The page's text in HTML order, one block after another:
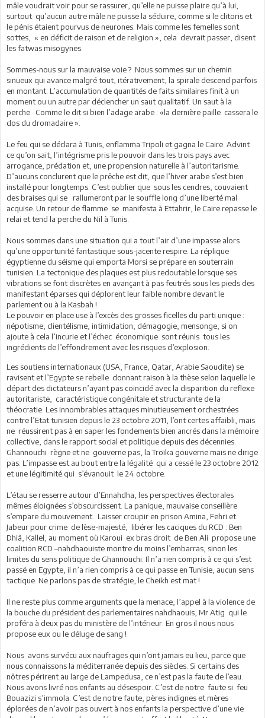
mâle voudrait voir pour se rassurer, qu’elle ne puisse plaire qu’à lui,
surtout qu’aucun autre mâle ne puisse la séduire, comme si le clitoris et
le pénis étaient pourvus de neurones. Mais comme les femelles sont
sottes, « en déficit de raison et de religion », cela devrait passer, disent
les fatwas misogynes.
Sommes-nous sur la mauvaise voie ? Nous sommes sur un chemin
sinueux qui avance malgré tout, itérativement, la spirale descend parfois
en montant. L’accumulation de quantités de faits similaires finit à un
moment ou un autre par déclencher un saut qualitatif. Un saut à la
perche. Comme le dit si bien l’adage arabe : «la dernière paille cassera le
dos du dromadaire ».
Le feu qui se déclara à Tunis, enflamma Tripoli et gagna le Caire. Advint
ce qu’on sait, l’intégrisme pris le pouvoir dans les trois pays avec
arrogance, prédation et, une propension naturelle à l’autoritarisme.
D’aucuns conclurent que le prêche est dit, que l’hiver arabe s’est bien
installé pour longtemps. C’est oublier que sous les cendres, couvaient
des braises qui se rallumeront par le souffle long d’une liberté mal
acquise. Un retour de flamme se manifesta à Ettahrir, le Caire repasse le
relai et tend la perche du Nil à Tunis.
Nous sommes dans une situation qui a tout l’air d’une impasse alors
qu’une opportunité fantastique sous-jacente respire. La réplique
égyptienne du séisme qui emporta Morsi se prépare en souterrain
tunisien. La tectonique des plaques est plus redoutable lorsque ses
vibrations se font discrètes en avançant à pas feutrés sous les pieds des
manifestant éparses qui déplorent leur faible nombre devant le
parlement ou à la Kasbah !
Le pouvoir en place use à l’excès des grosses ficelles du parti unique :
népotisme, clientélisme, intimidation, démagogie, mensonge, si on
ajoute à cela l’incurie et l’échec économique sont réunis tous les
ingrédients de l’effondrement avec les risques d’explosion.
Les soutiens internationaux (USA, France, Qatar, Arabie Saoudite) se
ravisent et l’Egypte se rebelle donnant raison à la thèse selon laquelle le
départ des dictateurs n’ayant pas coïncidé avec la disparition du reflexe
autoritariste, caractéristique congénitale et structurante de la
théocratie. Les innombrables attaques minutieusement orchestrées
contre l’Etat tunisien depuis le 23 octobre 2011, l’ont certes affaibli, mais
ne réussirent pas à en saper les fondements bien ancrés dans la mémoire
collective, dans le rapport social et politique depuis des décennies.
Ghannouchi règne et ne gouverne pas, la Troïka gouverne mais ne dirige
pas. L’impasse est au bout entre la légalité qui a cessé le 23 octobre 2012
et une légitimité qui s’évanouit le 24 octobre.
L’étau se resserre autour d’Ennahdha, les perspectives électorales
mêmes éloignées s’obscurcissent. La panique, mauvaise conseillère
s’empare du mouvement. Laisser croupir en prison Amina, Fehri et
Jabeur pour crime de lèse-majesté, libérer les caciques du RCD : Ben
Dhiâ, Kallel, au moment où Karoui ex bras droit de Ben Ali propose une
coalition RCD –nahdhaouiste montre du moins l’embarras, sinon les
limites du sens politique de Ghannouchi. Il n’a rien compris à ce qui s’est
passé en Egypte, il n’a rien compris à ce qui passe en Tunisie, aucun sens
tactique. Ne parlons pas de stratégie, le Cheikh est mat !
Il ne reste plus comme arguments que la menace, l’appel à la violence de
la bouche du président des parlementaires nahdhaouis, Mr Atig qui le
proféra à deux pas du ministère de l’intérieur. En gros il nous nous
propose eux ou le déluge de sang !
Nous avons survécu aux naufrages qui n’ont jamais eu lieu, parce que
nous connaissons la méditerranée depuis des siècles. Si certains des
nôtres périrent au large de Lampedusa, ce n’est pas la faute de l’eau.
Nous avons livré nos enfants au désespoir. C’est de notre faute si feu
Bouazizi s’immola. C’est de notre faute, pères indignes et mères
éplorées de n’avoir pas ouvert à nos enfants la perspective d’une vie